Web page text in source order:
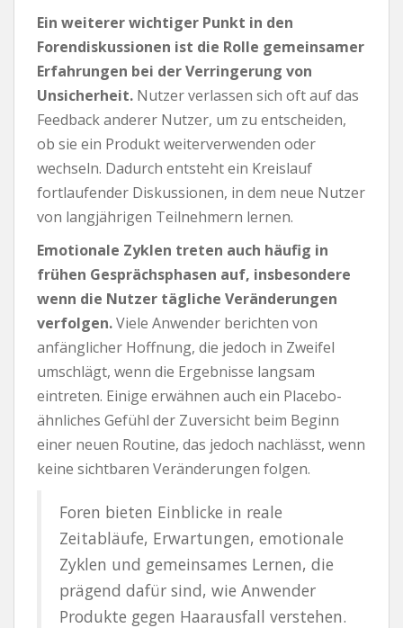
Ein weiterer wichtiger Punkt in den
Forendiskussionen ist die Rolle gemeinsamer
Erfahrungen bei der Verringerung von
Unsicherheit. Nutzer verlassen sich oft auf das
Feedback anderer Nutzer, um zu entscheiden,
ob sie ein Produkt weiterverwenden oder
wechseln. Dadurch entsteht ein Kreislauf
fortlaufender Diskussionen, in dem neue Nutzer
von langjährigen Teilnehmern lernen.
Emotionale Zyklen treten auch häufig in
frühen Gesprächsphasen auf, insbesondere
wenn die Nutzer tägliche Veränderungen
verfolgen.Viele Anwender berichten von
anfänglicher Hoffnung, die jedoch in Zweifel
umschlägt, wenn die Ergebnisse langsam
eintreten. Einige erwähnen auch ein Placebo-
ähnliches Gefühl der Zuversicht beim Beginn
einer neuen Routine, das jedoch nachlässt, wenn
keine sichtbaren Veränderungen folgen.
Foren bieten Einblicke in reale
Zeitabläufe, Erwartungen, emotionale
Zyklen und gemeinsames Lernen, die
prägend dafür sind, wie Anwender
Produkte gegen Haarausfall verstehen.